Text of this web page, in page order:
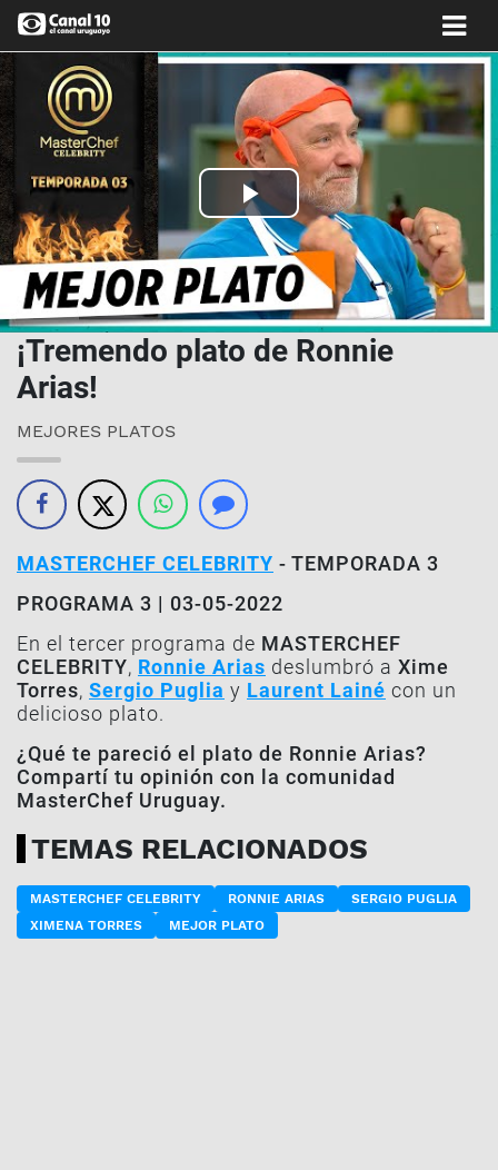
Play
Video
¡Tremendo plato de Ronnie
Arias!
MEJORES PLATOS
MASTERCHEF CELEBRITY - TEMPORADA 3
PROGRAMA 3 | 03-05-2022
En el tercer programa de MASTERCHEF
CELEBRITY, Ronnie Arias deslumbró a Xime
Torres, Sergio Puglia y Laurent Lainé con un
delicioso plato.
¿Qué te pareció el plato de Ronnie Arias?
Compartí tu opinión con la comunidad
MasterChef Uruguay.
TEMAS RELACIONADOS
MASTERCHEF CELEBRITY RONNIE ARIAS
SERGIO PUGLIA
XIMENA TORRES
MEJOR PLATO